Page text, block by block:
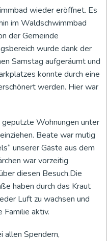
wieder eröffnet. Es
im Waldschwimmbad
der Gemeinde
wurde dank der
Samstag aufgeräumt und
konnte durch eine
werden. Hier war
Wohnungen unter
Beate war mutig
unserer Gäste aus dem
war vorzeitig
diesen Besuch.Die
haben durch das Kraut
Luft zu wachsen und
Familie aktiv.
allen Spendern,